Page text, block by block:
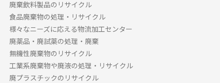
廃棄飲料製品のリサイクル
食品廃棄物の処理・リサイクル
様々なニーズに応える物流加工センター
廃薬品・廃試薬の処理・廃棄
無機性廃棄物のリサイクル
工業系廃棄物や廃液の処理・リサイクル
廃プラスチックのリサイクル